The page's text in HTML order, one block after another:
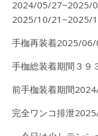
2024/05/
2025/10/21~2025/
手枷再装着2025/
手枷総装着期間３９
前手枷装着期間
完全ワンコ排泄